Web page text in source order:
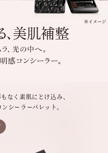
なく素肌にとけ込み、
シーラーパレット。
ど、なめらかなタッチ。